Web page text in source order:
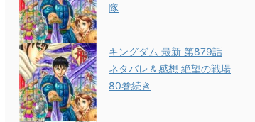
隊
キングダム 最新 第879話
ネタバレ＆感想 絶望の戦場
80巻続き